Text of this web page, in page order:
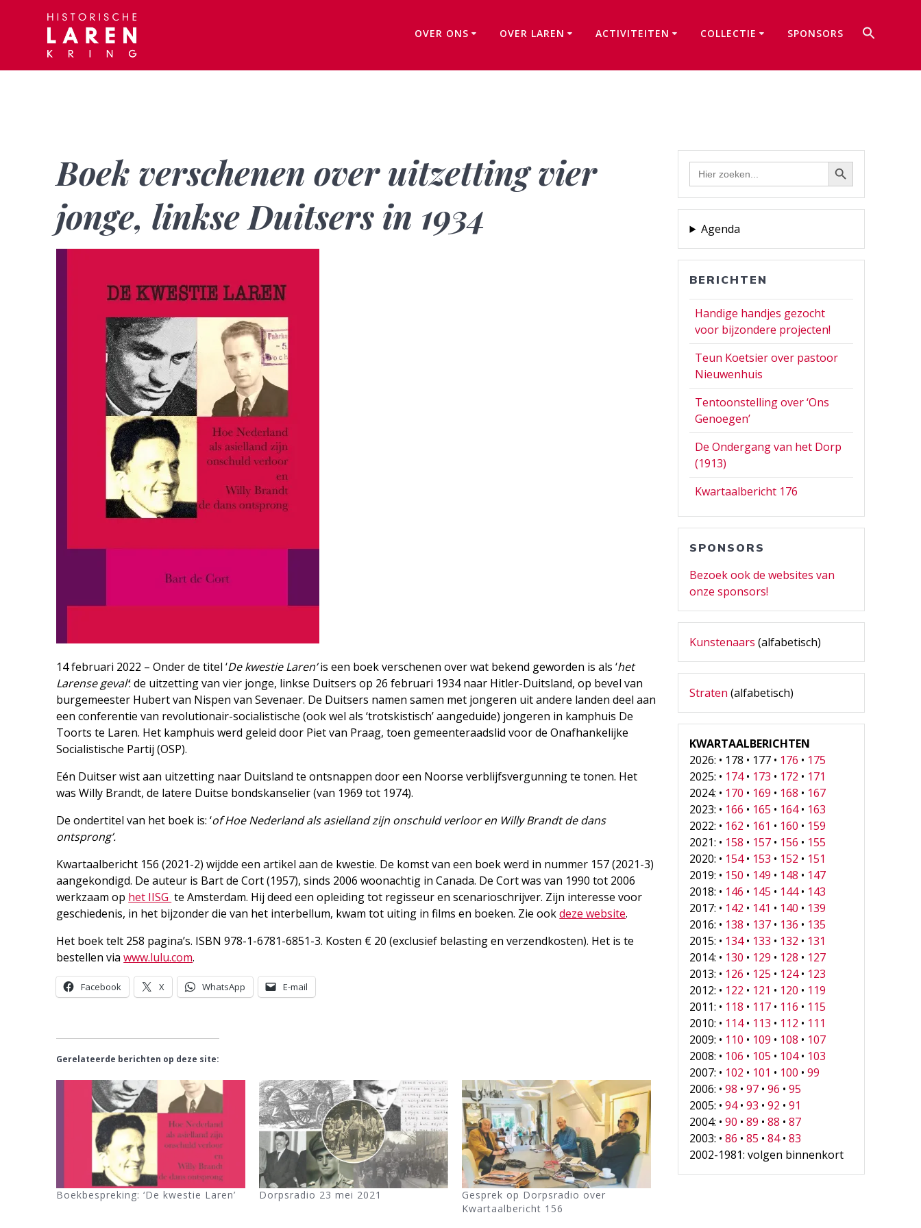
OVER ONS OVER LAREN ACTIVITEITEN COLLECTIE SPONSORS
Boek verschenen over uitzetting vier
jonge, linkse Duitsers in 1934
14 februari 2022 – Onder de titel ‘De kwestie Laren’is een boek verschenen over wat bekend geworden is als ‘het
Larense geval’: de uitzetting van vier jonge, linkse Duitsers op 26 februari 1934 naar Hitler-Duitsland, op bevel van
burgemeester Hubert van Nispen van Sevenaer. De Duitsers namen samen met jongeren uit andere landen deel aan
een conferentie van revolutionair-socialistische (ook wel als ‘trotskistisch’ aangeduide) jongeren in kamphuis De
Toorts te Laren. Het kamphuis werd geleid door Piet van Praag, toen gemeenteraadslid voor de Onafhankelijke
Socialistische Partij (OSP).
Eén Duitser wist aan uitzetting naar Duitsland te ontsnappen door een Noorse verblijfsvergunning te tonen. Het
was Willy Brandt, de latere Duitse bondskanselier (van 1969 tot 1974).
De ondertitel van het boek is: ‘of Hoe Nederland als asielland zijn onschuld verloor en Willy Brandt de dans
ontsprong’.
Kwartaalbericht 156 (2021-2) wijdde een artikel aan de kwestie. De komst van een boek werd in nummer 157 (2021-3)
aangekondigd. De auteur is Bart de Cort (1957), sinds 2006 woonachtig in Canada. De Cort was van 1990 tot 2006
werkzaam op het IISG te Amsterdam. Hij deed een opleiding tot regisseur en scenarioschrijver. Zijn interesse voor
geschiedenis, in het bijzonder die van het interbellum, kwam tot uiting in films en boeken. Zie ookdeze website.
Het boek telt 258 pagina’s. ISBN 978-1-6781-6851-3. Kosten € 20 (exclusief belasting en verzendkosten). Het is te
bestellen viawww.lulu.com.
Facebook X WhatsApp E-mail
Gerelateerde berichten op deze site:
Boekbespreking: ‘De kwestie Laren’ Dorpsradio 23 mei 2021
Gesprek op Dorpsradio over
Kwartaalbericht 156
Zoek
naar:
Zoekknop
Agenda
BERICHTEN
Handige handjes gezocht
voor bijzondere projecten!
Teun Koetsier over pastoor
Nieuwenhuis
Tentoonstelling over ‘Ons
Genoegen’
De Ondergang van het Dorp
(1913)
Kwartaalbericht 176
SPONSORS
Bezoek ook de websites van
onze sponsors!
Kunstenaars (alfabetisch)
Straten (alfabetisch)
KWARTAALBERICHTEN
2026: • 178 • 177 • 176 • 175
2025: • 174• 173 • 172 • 171
2024: • 170 • 169 • 168 • 167
2023: • 166 • 165 • 164• 163
2022: • 162 • 161 • 160 • 159
2021: • 158 • 157 • 156 • 155
2020: • 154• 153 • 152 • 151
2019: • 150 • 149 • 148 • 147
2018: • 146 • 145 • 144• 143
2017: • 142 • 141 • 140 • 139
2016: • 138 • 137 • 136 • 135
2015: • 134• 133 • 132 • 131
2014: • 130 • 129 • 128 • 127
2013: • 126 • 125 • 124• 123
2012: • 122 • 121 • 120 • 119
2011: • 118 • 117 • 116 • 115
2010: • 114• 113 • 112 • 111
2009: • 110 • 109 • 108 • 107
2008: • 106 • 105 • 104• 103
2007: • 102 • 101 • 100 •99
2006: •98 •97 •96 •95
2005: •94•93 •92 •91
2004: •90 •89 •88 •87
2003: •86 •85 •84•83
2002-1981: volgen binnenkort